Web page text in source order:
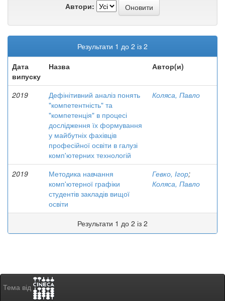
Автори:
Результати 1 до 2 із 2
Дата
випуску
Назва Автор(и)
2019
Дефінітивний аналіз понять
"компетентність" та
"компетенція" в процесі
дослідження їх формування
у майбутніх фахівців
професійної освіти в галузі
комп'ютерних технологій
Коляса, Павло
2019
Методика навчання
комп'ютерної графіки
студентів закладів вищої
освіти
Гевко, Ігор;
Коляса, Павло
Результати 1 до 2 із 2
Тема від